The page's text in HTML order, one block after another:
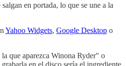
en portada, lo que se une a la
Yahoo Widgets, Google Desktop o
que aparezca Winona Ryder" o
en el disco sería el ingrediente